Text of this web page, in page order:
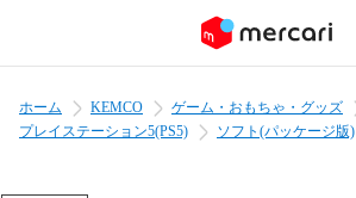
ホーム KEMCO ゲーム・おもちゃ・グッズ
プレイステーション5(PS5)
ソフト(パッケージ版)